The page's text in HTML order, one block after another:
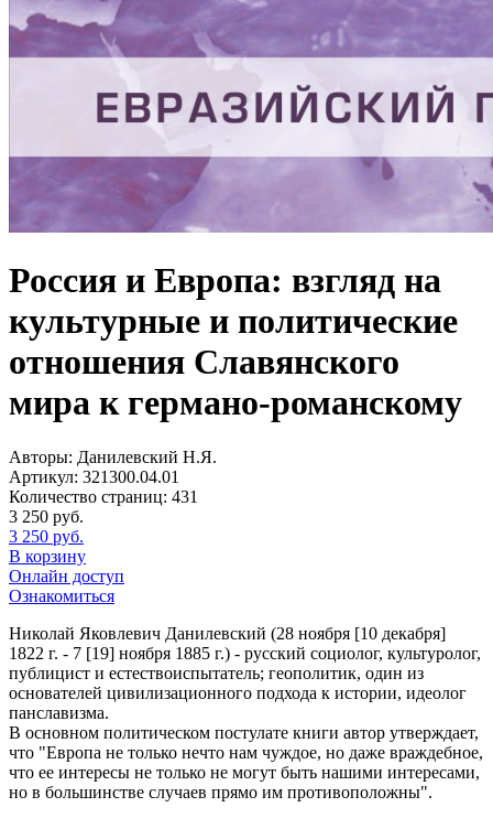
Россия и Европа: взгляд на
культурные и политические
отношения Славянского
мира к германо-романскому
Авторы: Данилевский Н.Я.
Артикул: 321300.04.01
Количество страниц: 431
3 250 руб.
3 250 руб.
В корзину
Онлайн доступ
Ознакомиться
Николай Яковлевич Данилевский (28 ноября [10 декабря]
1822 г. - 7 [19] ноября 1885 г.) - русский социолог, культуролог,
публицист и естествоиспытатель; геополитик, один из
основателей цивилизационного подхода к истории, идеолог
панславизма.
В основном политическом постулате книги автор утверждает,
что "Европа не только нечто нам чуждое, но даже враждебное,
что ее интересы не только не могут быть нашими интересами,
но в большинстве случаев прямо им противоположны".